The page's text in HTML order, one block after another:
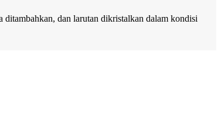
dan larutan dikristalkan dalam kondisi